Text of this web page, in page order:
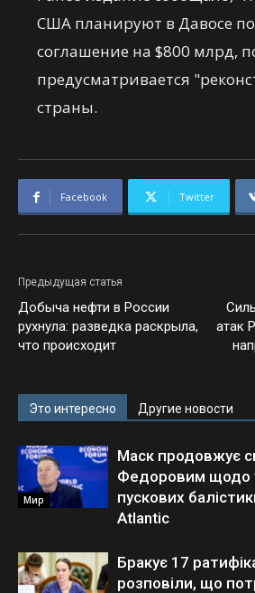
США планируют в Давосе
соглашение на $800 млрд,
предусматривается
страны.
Facebook Twitter
Предыдущая статья
Добыча нефти в России
рухнула: разведка раскрыла,
что происходит
атак
Это интересно Другие новости
Мир
Маск продовжує
Федоровим щодо
пускових
Atlantic
Бракує 17
розповіли, що